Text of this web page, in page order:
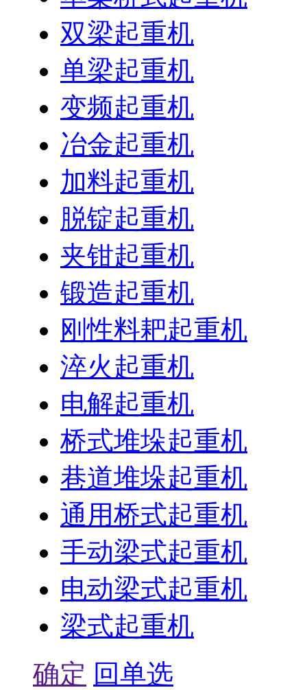
双梁起重机
单梁起重机
变频起重机
冶金起重机
加料起重机
脱锭起重机
夹钳起重机
锻造起重机
刚性料耙起重机
淬火起重机
电解起重机
桥式堆垛起重机
巷道堆垛起重机
通用桥式起重机
手动梁式起重机
电动梁式起重机
梁式起重机
确定 回单选